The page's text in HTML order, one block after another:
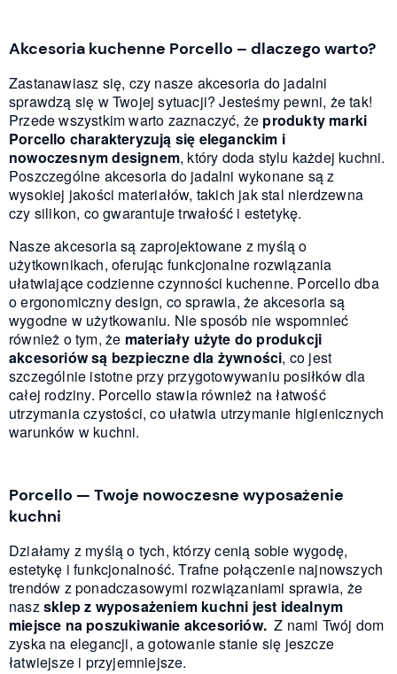
Akcesoria kuchenne Porcello – dlaczego warto?
Zastanawiasz się, czy nasze akcesoria do jadalni
sprawdzą się w Twojej sytuacji? Jesteśmy pewni, że tak!
Przede wszystkim warto zaznaczyć, że produkty marki
Porcello charakteryzują się eleganckim i
nowoczesnym designem, który doda stylu każdej kuchni.
Poszczególne akcesoria do jadalni wykonane są z
wysokiej jakości materiałów, takich jak stal nierdzewna
czy silikon, co gwarantuje trwałość i estetykę.
Nasze akcesoria są zaprojektowane z myślą o
użytkownikach, oferując funkcjonalne rozwiązania
ułatwiające codzienne czynności kuchenne. Porcello dba
o ergonomiczny design, co sprawia, że akcesoria są
wygodne w użytkowaniu. Nie sposób nie wspomnieć
również o tym, że materiały użyte do produkcji
akcesoriów są bezpieczne dla żywności, co jest
szczególnie istotne przy przygotowywaniu posiłków dla
całej rodziny. Porcello stawia również na łatwość
utrzymania czystości, co ułatwia utrzymanie higienicznych
warunków w kuchni.
Porcello — Twoje nowoczesne wyposażenie
kuchni
Działamy z myślą o tych, którzy cenią sobie wygodę,
estetykę i funkcjonalność. Trafne połączenie najnowszych
trendów z ponadczasowymi rozwiązaniami sprawia, że
naszsklep z wyposażeniem kuchni jest idealnym
miejsce na poszukiwanie akcesoriów. Z nami Twój dom
zyska na elegancji, a gotowanie stanie się jeszcze
łatwiejsze i przyjemniejsze.